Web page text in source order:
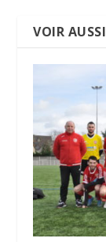
VOIR AUSSI